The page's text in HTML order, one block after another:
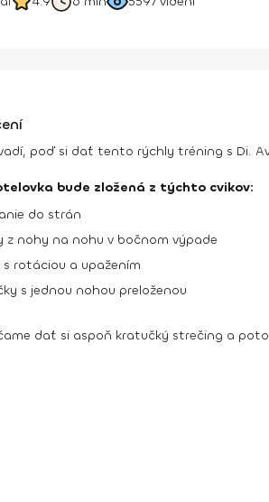
poď si dať tento rýchly tréning s Di.
bude zložená z týchto cvikov:
do strán
z nohy na nohu v bočnom výpade
s rotáciou a upažením
s jednou nohou preloženou
dať si aspoň kratučký strečing a